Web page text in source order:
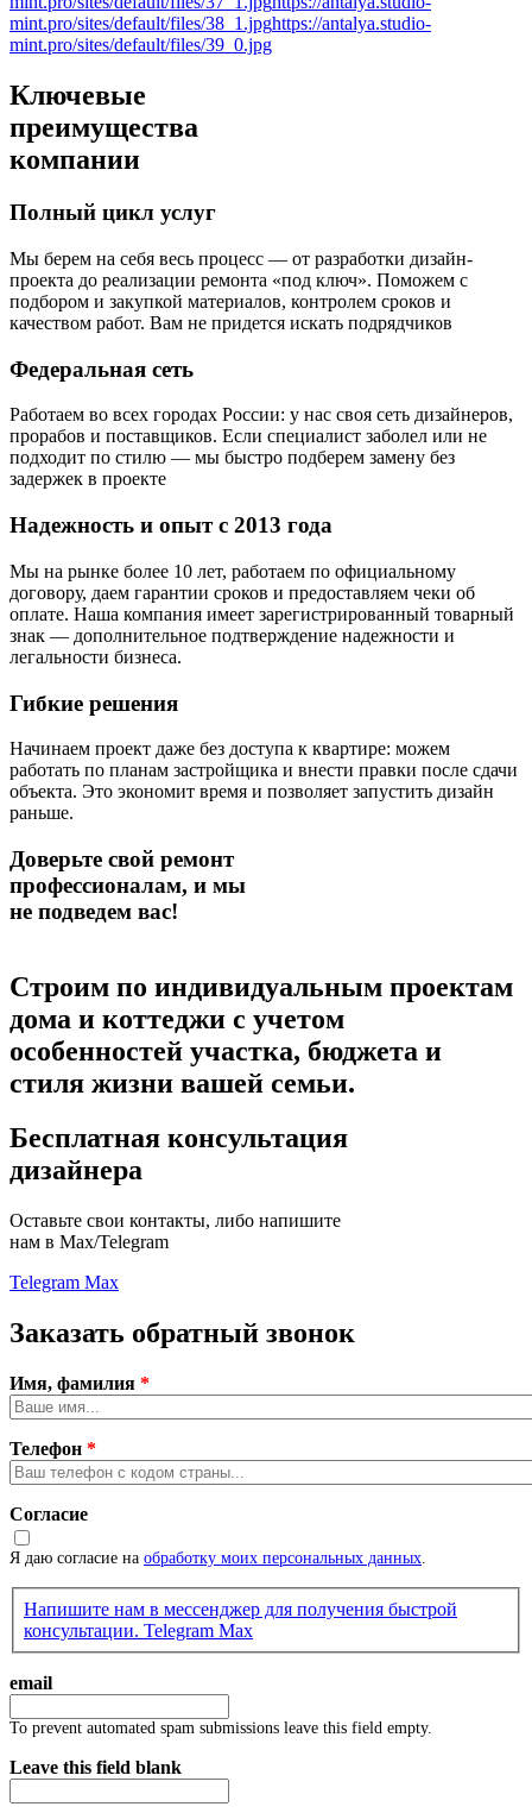
mint.pro/sites/default/files/38_1.jpghttps://antalya.studio-
mint.pro/sites/default/files/39_0.jpg
Ключевые
преимущества
компании
Полный цикл услуг
Мы берем на себя весь процесс — от разработки дизайн-
проекта до реализации ремонта «под ключ». Поможем с
подбором и закупкой материалов, контролем сроков и
качеством работ. Вам не придется искать подрядчиков
Федеральная сеть
Работаем во всех городах России: у нас своя сеть дизайнеров,
прорабов и поставщиков. Если специалист заболел или не
подходит по стилю — мы быстро подберем замену без
задержек в проекте
Надежность и опыт с 2013 года
Мы на рынке более 10 лет, работаем по официальному
договору, даем гарантии сроков и предоставляем чеки об
оплате. Наша компания имеет зарегистрированный товарный
знак — дополнительное подтверждение надежности и
легальности бизнеса.
Гибкие решения
Начинаем проект даже без доступа к квартире: можем
работать по планам застройщика и внести правки после сдачи
объекта. Это экономит время и позволяет запустить дизайн
раньше.
Доверьте свой ремонт
профессионалам, и мы
не подведем вас!
Строим по индивидуальным проектам
дома и коттеджи с учетом
особенностей участка, бюджета и
стиля жизни вашей семьи.
Бесплатная консультация
дизайнера
Оставьте свои контакты, либо напишите
нам в Max/Telegram
Telegram Max
Заказать обратный звонок
Имя, фамилия *
Телефон *
Согласие
Я даю согласие на обработку моих персональных данных.
Напишите нам в мессенджер для получения быстрой
консультации. Telegram Max
email
To prevent automated spam submissions leave this field empty.
Leave this field blank